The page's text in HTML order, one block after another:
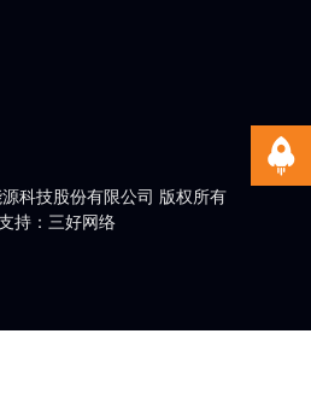
科技股份有限公司 版权所有
持：三好网络